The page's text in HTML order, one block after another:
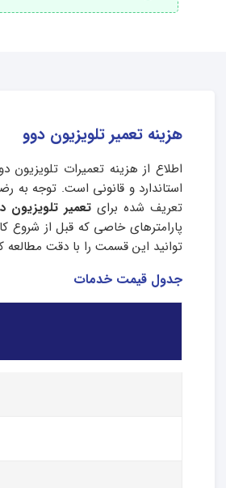
هزینه تعمیر تلویزیون دوو
اطلاع از هزینه تعمیرات
استاندارد و قانونی است. توجه به
تعریف شده برایتعمیر تلویزیون
پارامترهای خاصی که قبل از شروع
توانید این قسمت را با دقت مطالعه
جدول قیمت خدمات